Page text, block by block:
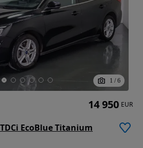
1 / 6
EcoBlue Titanium
14 950 EUR